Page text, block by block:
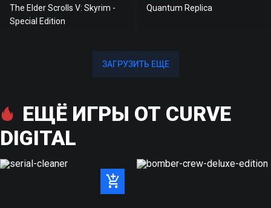
The Elder Scrolls V: Skyrim -
Special Edition
Quantum Replica
ЗАГРУЗИТЬ ЕЩЕ
ЗАГРУЗИТЬ ЕЩЕ
ЕЩЁ ИГРЫ ОТ CURVE
DIGITAL